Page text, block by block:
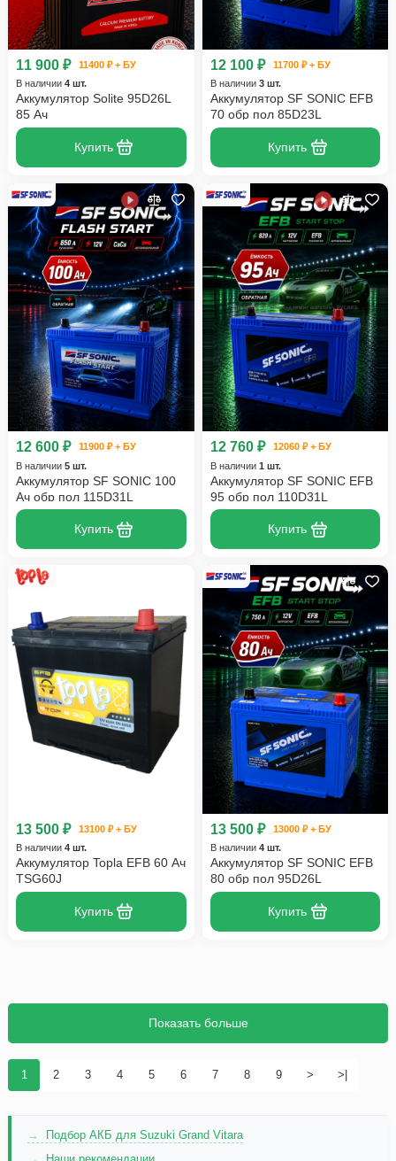
11 900 ₽
11400 ₽ + БУ
В наличии 4 шт.
Аккумулятор Solite 95D26L
85 Ач
Купить
12 100 ₽
11700 ₽ + БУ
В наличии 3 шт.
Аккумулятор SF SONIC EFB
70 обр пол 85D23L
Купить
12 600 ₽
11900 ₽ + БУ
В наличии 5 шт.
Аккумулятор SF SONIC 100
Ач обр пол 115D31L
Купить
12 760 ₽
12060 ₽ + БУ
В наличии 1 шт.
Аккумулятор SF SONIC EFB
95 обр пол 110D31L
Купить
13 500 ₽
13100 ₽ + БУ
В наличии 4 шт.
Аккумулятор Topla EFB 60 Ач
TSG60J
Купить
13 500 ₽
13000 ₽ + БУ
В наличии 4 шт.
Аккумулятор SF SONIC EFB
80 обр пол 95D26L
Купить
1 2 3 4 5 6 7 8 9 > >|
Показать больше
Подбор АКБ для Suzuki Grand Vitara